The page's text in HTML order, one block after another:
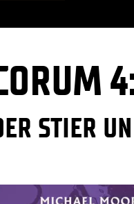
STIER